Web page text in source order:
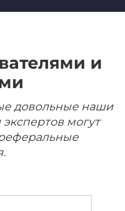
и
довольные наши
могут